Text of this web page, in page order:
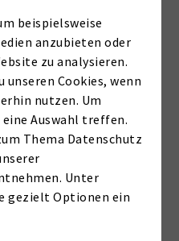
ca. 98 m²
600.000 €
vom Kaufpreis inkl. 19%
zahlbar vom Käufer an
beispielsweise
anzubieten oder
zu analysieren.
unseren Cookies, wenn
nutzen. Um
Auswahl treffen.
Thema Datenschutz
Unter
gezielt Optionen ein